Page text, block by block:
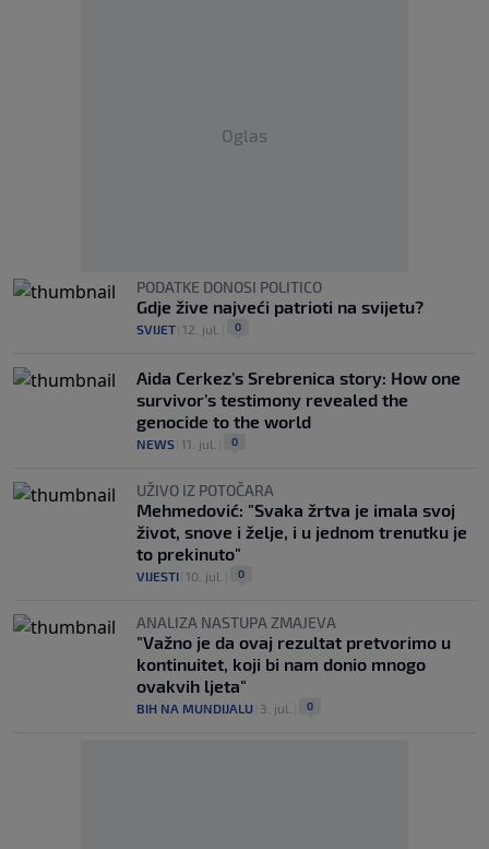
Oglas
PODATKE DONOSI POLITICO
Gdje žive najveći patrioti na svijetu?
SVIJET 12. jul. 0
Aida Cerkez’s Srebrenica story: How one
survivor’s testimony revealed the
genocide to the world
NEWS 11. jul. 0
UŽIVO IZ POTOČARA
Mehmedović: "Svaka žrtva je imala svoj
život, snove i želje, i u jednom trenutku je
to prekinuto"
VIJESTI 10. jul. 0
ANALIZA NASTUPA ZMAJEVA
"Važno je da ovaj rezultat pretvorimo u
kontinuitet, koji bi nam donio mnogo
ovakvih ljeta"
BIH NA MUNDIJALU 3. jul. 0